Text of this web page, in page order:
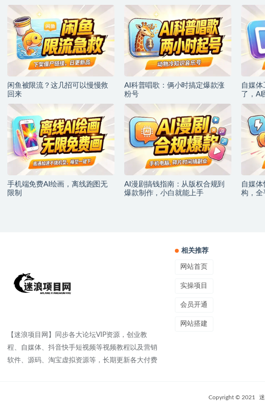
闲鱼被限流？这几招可以慢慢救
回来
AI科普唱歌：俩小时搞定爆款涨
粉号
自媒
了，
手机端免费AI绘画，离线跑图无
限制
AI漫剧搞钱指南：从版权合规到
爆款制作，小白就能上手
自媒
构，全
【迷浪项目网】同步各大论坛VIP资源，创业教
程、自媒体、抖音快手短视频等视频教程以及营销
软件、源码、淘宝虚拟资源等，长期更新各大付费
相关推荐
网站首页
实操项目
会员开通
网站搭建
Copyright © 2021